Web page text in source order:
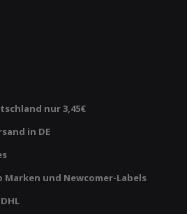
nur 3,45€
in DE
Marken und Newcomer-Labels